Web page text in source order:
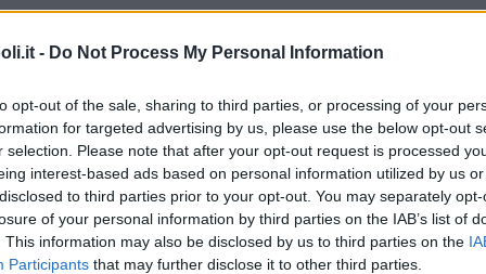
- Do Not Process My Personal Information
opt-out of the sale, sharing to third parties, or processing of your
for targeted advertising by us, please use the below opt-out
selection. Please note that after your opt-out request is processed
interest-based ads based on personal information utilized by us
to third parties prior to your opt-out. You may separately
of your personal information by third parties on the IAB’s list of
This information may also be disclosed by us to third parties on the
Participants that may further disclose it to other third parties.
Commenti
Commento